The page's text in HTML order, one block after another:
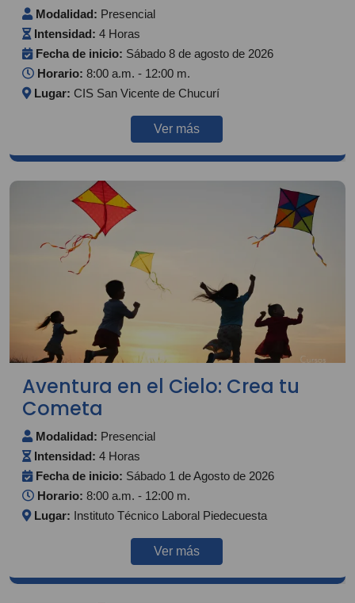
Modalidad: Presencial
Intensidad: 4 Horas
Fecha de inicio: Sábado 8 de agosto de 2026
Horario: 8:00 a.m. - 12:00 m.
Lugar: CIS San Vicente de Chucurí
Ver más
Aventura en el Cielo: Crea tu
Cometa
Modalidad: Presencial
Intensidad: 4 Horas
Fecha de inicio: Sábado 1 de Agosto de 2026
Horario: 8:00 a.m. - 12:00 m.
Lugar: Instituto Técnico Laboral Piedecuesta
Ver más